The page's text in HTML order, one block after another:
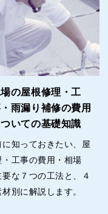
の屋根修理・工
雨漏り補修の費用
いての基礎知識
に知っておきたい、屋
・工事の費用・相場
要な７つの工法と、４
別に解説します。